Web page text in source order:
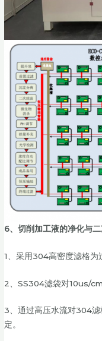
6、切削加工液的净化与
1、采用304高密度滤格为
2、SS304滤袋对10us/
3、通过高压水流对304
定。